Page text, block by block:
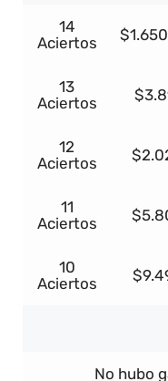
14
Aciertos
13
Aciertos
12
Aciertos
11
Aciertos
10
Aciertos
No hubo